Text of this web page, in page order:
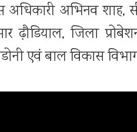
अभिनव शाह,
ढ़ौडियाल, जिला
एवं बाल विकास